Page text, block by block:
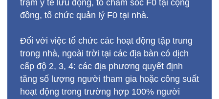
trạm y tế lưu động, tổ chăm sóc F0 tại cộng
đồng, tổ chức quản lý F0 tại nhà.
Đối với việc tổ chức các hoạt động tập trung
trong nhà, ngoài trời tại các địa bàn có dịch
cấp độ 2, 3, 4: các địa phương quyết định
tăng số lượng người tham gia hoặc công suất
hoạt động trong trường hợp 100% người